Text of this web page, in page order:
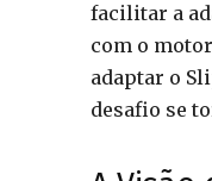
facilitar a
com o
adaptar o
desafio se